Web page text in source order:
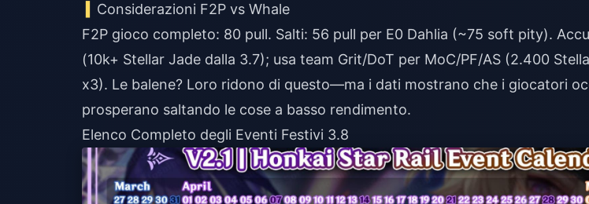
Considerazioni F2P vs Whale
F2P gioco completo: 80 pull. Salti: 56 pull per E0 Dahlia (~75 soft pity).
(10k+ Stellar Jade dalla 3.7); usa team Grit/DoT per MoC/PF/AS (2.400
x3). Le balene? Loro ridono di questo—ma i dati mostrano che i giocatori
prosperano saltando le cose a basso rendimento.
Elenco Completo degli Eventi Festivi 3.8